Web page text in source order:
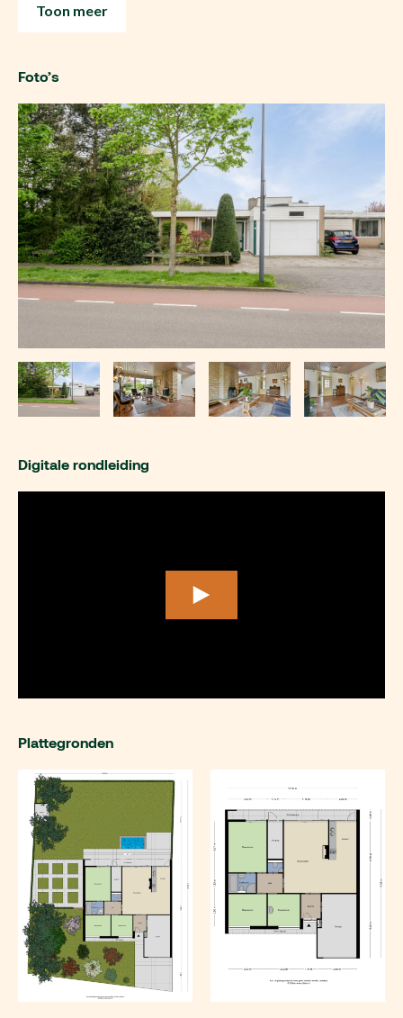
Toon meer
Foto’s
Digitale rondleiding
Plattegronden